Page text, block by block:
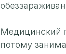
Медицинский
потому